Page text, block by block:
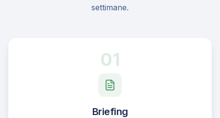
settimane.
01
Briefing